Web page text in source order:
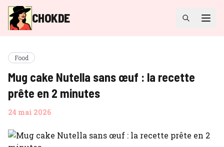
CHOKDE
Food
Mug cake Nutella sans œuf : la recette
prête en 2 minutes
24 mai 2026